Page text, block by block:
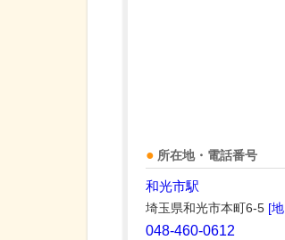
所在地・電話番号
和光市駅
埼玉県和光市本町6-5 [
048-460-0612